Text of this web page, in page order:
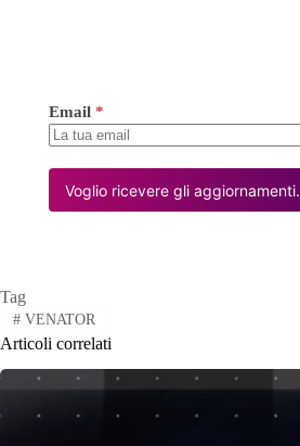
Email *
Voglio ricevere gli aggiornamenti.
Tag
#VENATOR
Articoli correlati